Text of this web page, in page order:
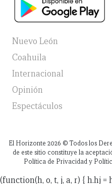
Nuevo León
Coahuila
Internacional
Opinión
Espectáculos
El Horizonte 2026 © Todos los
de este sitio constituye la
Política de Privacidad y
(function(h, o, t, j, a, r) { h.hj =